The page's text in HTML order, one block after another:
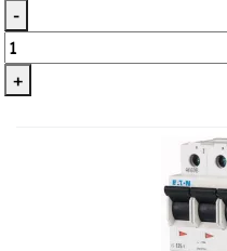
-
+